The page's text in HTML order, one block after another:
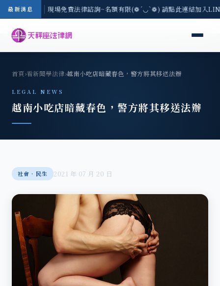
最新消息
地區-8/3(一) 現場免費法律諮詢~名額有限(❁´◡`❁) 請點此連結加入
首頁›看新聞學法律›越南小吃店暗藏春色，警方將其移送法辦
LEGAL NEWS
越南小吃店暗藏春色，警方將其移送法辦
社會‧民生 2021 年 07 月 20 日